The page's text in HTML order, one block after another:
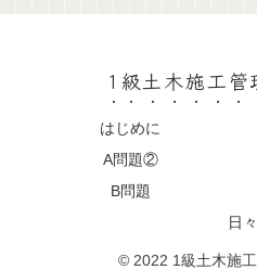
1級土木施工管
はじめに
A問題②
B問題
日々
© 2022 1級土木施